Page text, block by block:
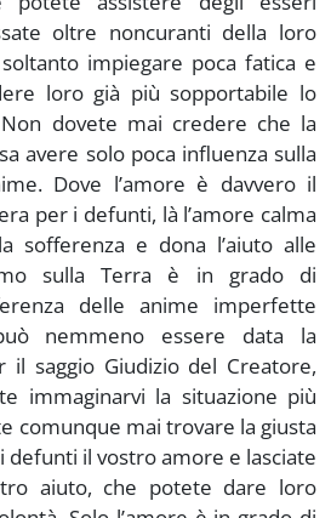
oltre noncuranti della loro
impiegare poca fatica e
loro già più sopportabile lo
dovete mai credere che la
avere solo poca influenza sulla
Dove l’amore è davvero il
per i defunti, là l’amore calma
sofferenza e dona l’aiuto alle
sulla Terra è in grado di
delle anime imperfette
nemmeno essere data la
il saggio Giudizio del Creatore,
immaginarvi la situazione più
comunque mai trovare la giusta
defunti il vostro amore e lasciate
aiuto, che potete dare loro